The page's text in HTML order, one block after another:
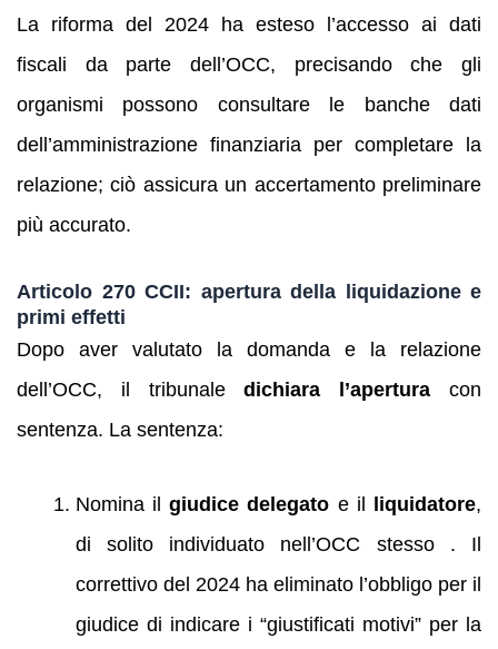
La riforma del 2024 ha esteso l’accesso ai dati
fiscali da parte dell’OCC, precisando che gli
organismi possono consultare le banche dati
dell’amministrazione finanziaria per completare la
relazione; ciò assicura un accertamento preliminare
più accurato.
Articolo 270 CCII: apertura della liquidazione e
primi effetti
Dopo aver valutato la domanda e la relazione
dell’OCC, il tribunaledichiara l’apertura con
sentenza. La sentenza:
Nomina ilgiudice delegato e il liquidatore,
di solito individuato nell’OCC stesso . Il
correttivo del 2024 ha eliminato l’obbligo per il
giudice di indicare i “giustificati motivi” per la